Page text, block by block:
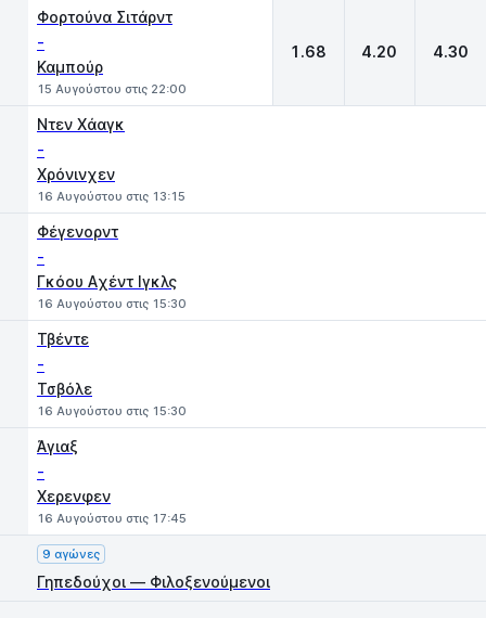
Φορτούνα Σιτάρντ
-
Καμπούρ
15 Αυγούστου στις 22:00
1.68 4.20 4.30
Ντεν Χάαγκ
-
Χρόνινχεν
16 Αυγούστου στις 13:15
Φέγενορντ
-
Γκόου Aχέντ Ιγκλς
16 Αυγούστου στις 15:30
Τβέντε
-
Τσβόλε
16 Αυγούστου στις 15:30
Άγιαξ
-
Χερενφεν
16 Αυγούστου στις 17:45
9 αγώνες
Γηπεδούχοι — Φιλοξενούμενοι